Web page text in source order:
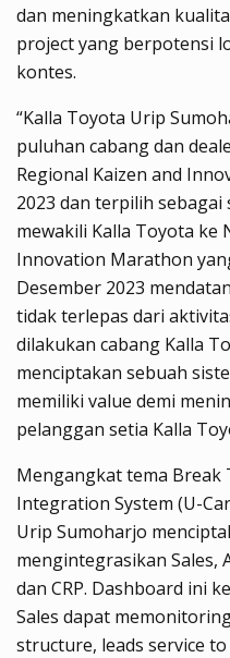
dan meningkatkan
project yang berpotensi
kontes.
“Kalla Toyota Urip
puluhan cabang dan
Regional Kaizen and
2023 dan terpilih
mewakili Kalla Toyota ke
Innovation Marathon
Desember 2023
tidak terlepas dari
dilakukan cabang Kalla
menciptakan sebuah
memiliki value demi
pelanggan setia Kalla
Mengangkat tema
Integration System (U-
Urip Sumoharjo
mengintegrasikan Sales,
dan CRP. Dashboard ini
Sales dapat
structure, leads service